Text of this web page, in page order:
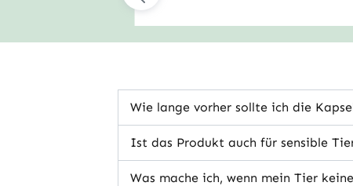
unterstützt Magen und Nerven Deines
Vierbeiners – sanft, gut verträglich
Wie lange vorher sollte ich die
Ist das Produkt auch für sensible
Was mache ich, wenn mein Tier